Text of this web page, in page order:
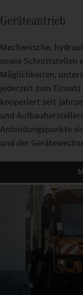
Geräteantrieb
Mechanische,
sowie Schnittstellen
Möglichkeiten,
jederzeit zum
kooperiert seit
und
Anbindungspunkte
und der